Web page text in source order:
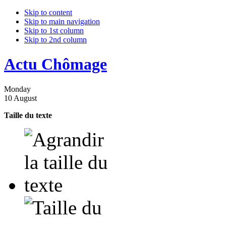
Skip to content
Skip to main navigation
Skip to 1st column
Skip to 2nd column
Actu Chômage
Monday
10 August
Taille du texte